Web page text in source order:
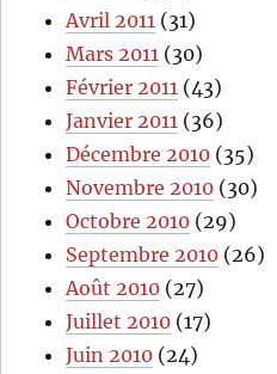
Avril 2011 (31)
Mars 2011 (30)
Février 2011 (43)
Janvier 2011 (36)
Décembre 2010 (35)
Novembre 2010 (30)
Octobre 2010 (29)
Septembre 2010 (26)
Août 2010 (27)
Juillet 2010 (17)
Juin 2010 (24)